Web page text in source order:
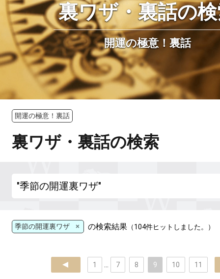
裏ワザ・裏話の
開運の極意！裏話
開運の極意！裏話
裏ワザ・裏話の検索
季節の開運裏ワザ × の検索結果 （104件ヒットしました。）
prev 1 7 8 9 10 11